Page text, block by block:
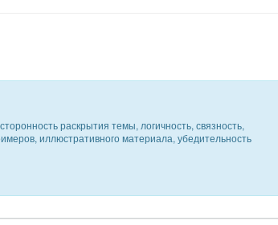
раскрытия темы, логичность, связность,
иллюстративного материала, убедительность